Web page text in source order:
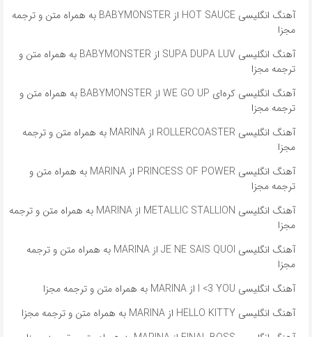
آهنگ انگلیسی HOT SAUCE از BABYMONSTER به همراه متن و ترجمه
مجزا
آهنگ انگلیسی SUPA DUPA LUV از BABYMONSTER به همراه متن و
ترجمه مجزا
آهنگ انگلیسی کره‌ای WE GO UP از BABYMONSTER به همراه متن و
ترجمه مجزا
آهنگ انگلیسی ROLLERCOASTER از MARINA به همراه متن و ترجمه
مجزا
آهنگ انگلیسی PRINCESS OF POWER از MARINA به همراه متن و
ترجمه مجزا
آهنگ انگلیسی METALLIC STALLION از MARINA به همراه متن و ترجمه
مجزا
آهنگ انگلیسی JE NE SAIS QUOI از MARINA به همراه متن و ترجمه
مجزا
آهنگ انگلیسی I <3 YOU از MARINA به همراه متن و ترجمه مجزا
آهنگ انگلیسی HELLO KITTY از MARINA به همراه متن و ترجمه مجزا